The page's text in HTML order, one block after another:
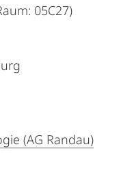
05C27)
(AG Randau)